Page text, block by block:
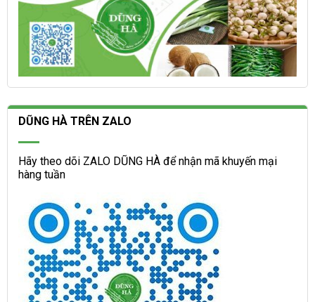
DŨNG HÀ TRÊN ZALO
Hãy theo dõi ZALO DŨNG HÀ để nhận mã khuyến mại
hàng tuần